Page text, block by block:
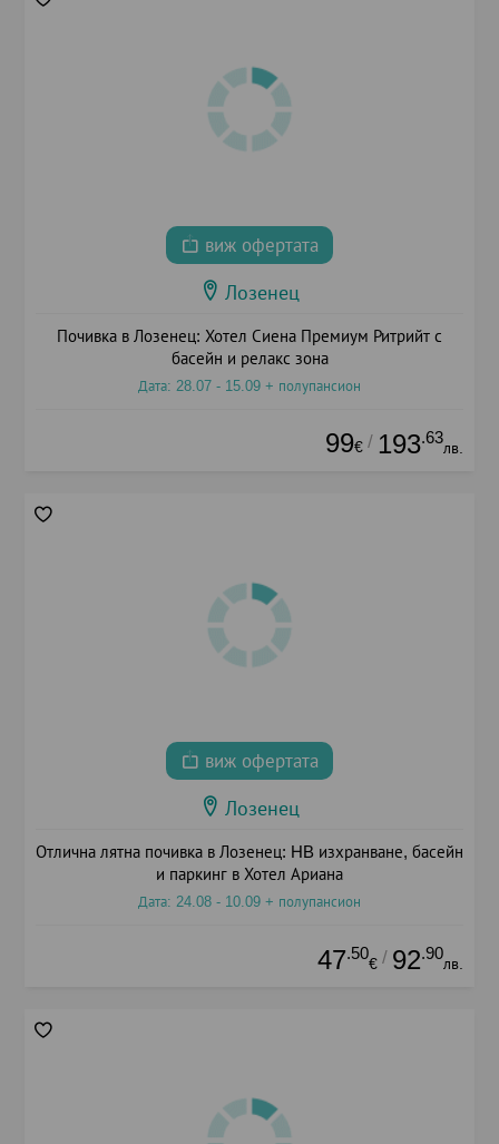
виж офертата
Лозенец
Почивка в Лозенец: Хотел Сиена Премиум Ритрийт с
басейн и релакс зона
Дата: 28.07 - 15.09 + полупансион
99€ / 193.63
лв.
виж офертата
Лозенец
Отлична лятна почивка в Лозенец: HB изхранване, басейн
и паркинг в Хотел Ариана
Дата: 24.08 - 10.09 + полупансион
47.50
€ / 92.90
лв.